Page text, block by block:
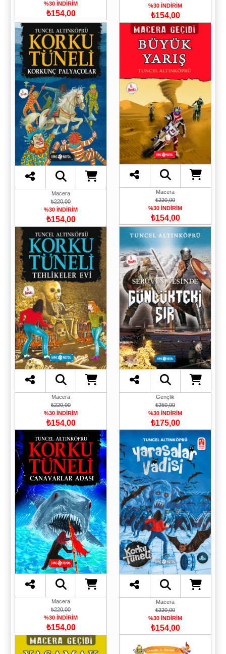
%30 İNDİRİM
₺154,00
%30 İNDİRİM
₺154,00
Macera
₺220,00
%30 İNDİRİM
₺154,00
Macera
₺220,00
%30 İNDİRİM
₺154,00
Macera
₺220,00
%30 İNDİRİM
₺154,00
Gençlik
₺250,00
%30 İNDİRİM
₺175,00
Macera
₺220,00
%30 İNDİRİM
₺154,00
Macera
₺220,00
%30 İNDİRİM
₺154,00